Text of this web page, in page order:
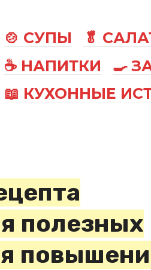
🍲 СУПЫ 🥬
☕ НАПИТКИ
🍳
📖 КУХОННЫЕ
полезных